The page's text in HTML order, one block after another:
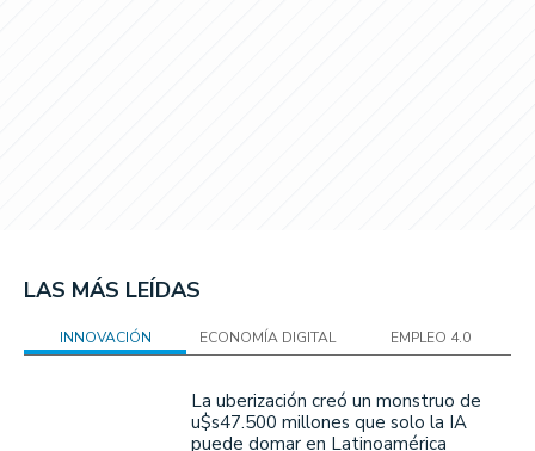
LAS MÁS LEÍDAS
INNOVACIÓN ECONOMÍA DIGITAL EMPLEO 4.0
La uberización creó un monstruo de
u$s47.500 millones que solo la IA
puede domar en Latinoamérica